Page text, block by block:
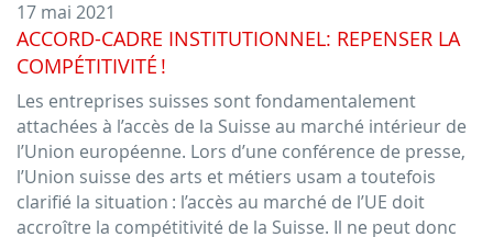
17 mai 2021
ACCORD-CADRE INSTITUTIONNEL: REPENSER LA
COMPÉTITIVITÉ !
Les entreprises suisses sont fondamentalement
attachées à l’accès de la Suisse au marché intérieur de
l’Union européenne. Lors d’une conférence de presse,
l’Union suisse des arts et métiers usam a toutefois
clarifié la situation : l’accès au marché de l’UE doit
accroître la compétitivité de la Suisse. Il ne peut donc